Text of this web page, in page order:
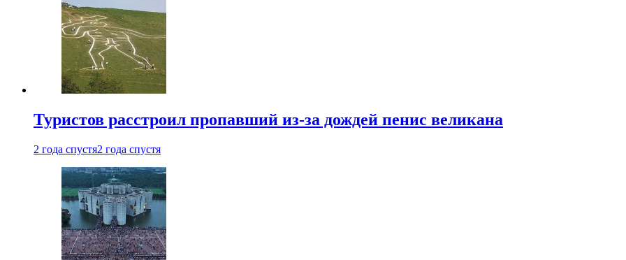
Туристов расстроил пропавший из-за дождей пенис великана
2 года спустя2 года спустя